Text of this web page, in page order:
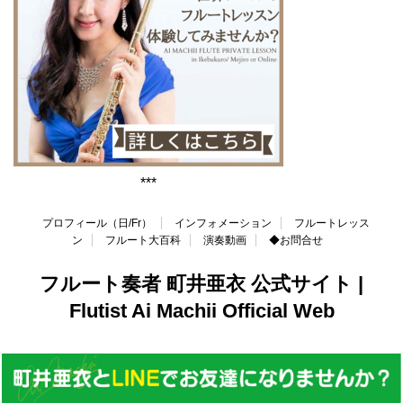
***
プロフィール（日/Fr） インフォメーション
フルートレッス
ン
フルート大百科 演奏動画 ◆お問合せ
フルート奏者 町井亜衣 公式サイト |
Flutist Ai Machii Official Web
Copyright© フルート奏者 町井亜衣 公式サイト | Flutist Ai Machii Official
Web , 2026 All Rights Reserved.